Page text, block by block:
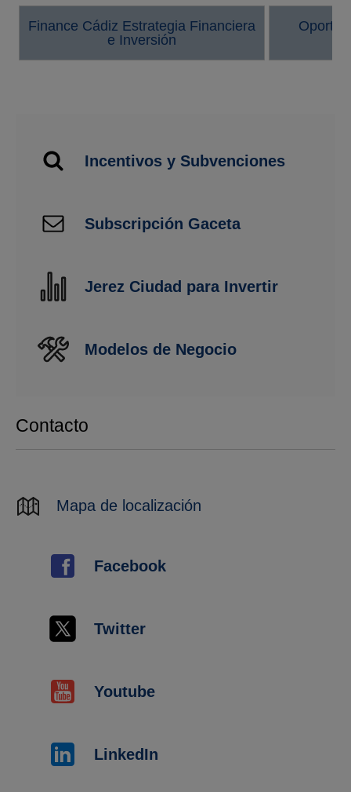
Finance Cádiz Estrategia Financiera
e Inversión
Incentivos y Subvenciones
Subscripción Gaceta
Jerez Ciudad para Invertir
Modelos de Negocio
Contacto
Mapa de localización
Facebook
Twitter
Youtube
LinkedIn